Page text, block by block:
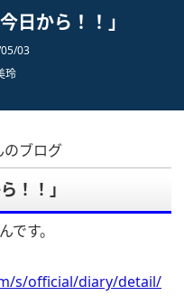
日から！！」
03
玲
ブログ
！！」
す。
s/official/diary/detail/